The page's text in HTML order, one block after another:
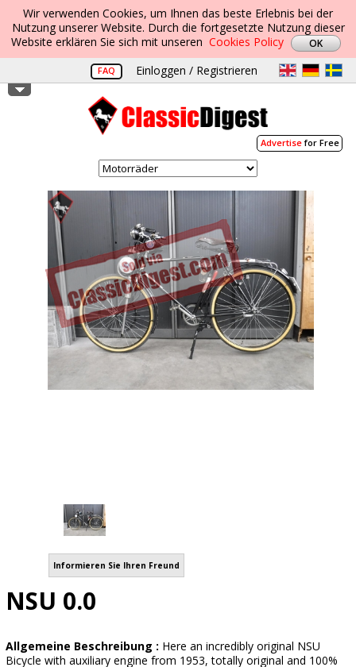
Wir verwenden Cookies, um Ihnen das beste Erlebnis bei der
Nutzung unserer Website. Durch die fortgesetzte Nutzung dieser
Website erklären Sie sich mit unseren Cookies Policy
FAQ Einloggen / Registrieren
Advertisefor Free
Informieren Sie Ihren Freund
NSU 0.0
Allgemeine Beschreibung : Here an incredibly original NSU
Bicycle with auxiliary engine from 1953, totally original and 100%